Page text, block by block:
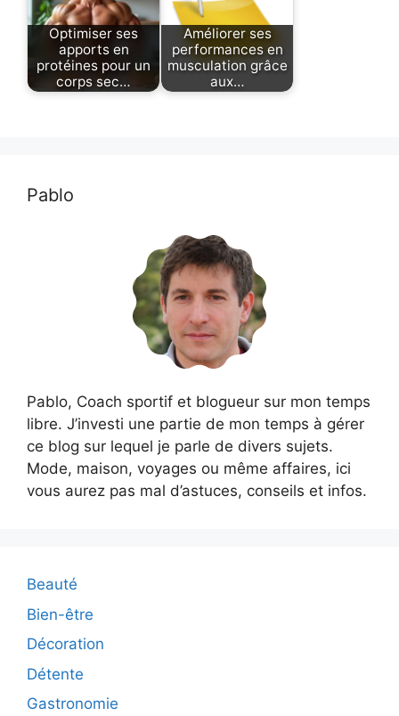
Optimiser ses
apports en
protéines pour un
corps sec…
Améliorer ses
performances en
musculation grâce
aux…
Pablo
Pablo, Coach sportif et blogueur sur mon temps
libre. J’investi une partie de mon temps à gérer
ce blog sur lequel je parle de divers sujets.
Mode, maison, voyages ou même affaires, ici
vous aurez pas mal d’astuces, conseils et infos.
Beauté
Bien-être
Décoration
Détente
Gastronomie